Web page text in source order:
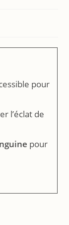
pour
l’éclat de
pour